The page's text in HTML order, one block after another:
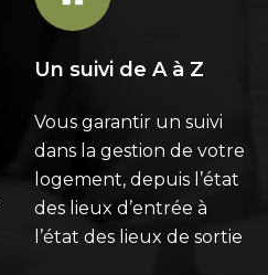
Un suivi de A à Z
Vous garantir un suivi
dans la gestion de votre
logement, depuis l’état
des lieux d’entrée à
l’état des lieux de sortie